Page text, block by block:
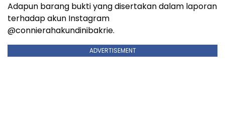
Adapun barang bukti yang disertakan dalam laporan
terhadap akun Instagram
@connierahakundinibakrie.
ADVERTISEMENT